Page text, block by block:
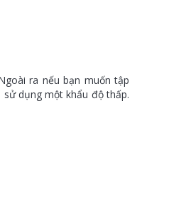
ra nếu bạn muốn tập
dụng một khẩu độ thấp.